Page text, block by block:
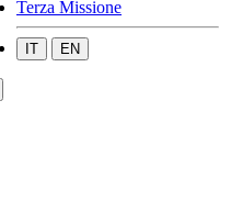
Terza Missione
IT EN